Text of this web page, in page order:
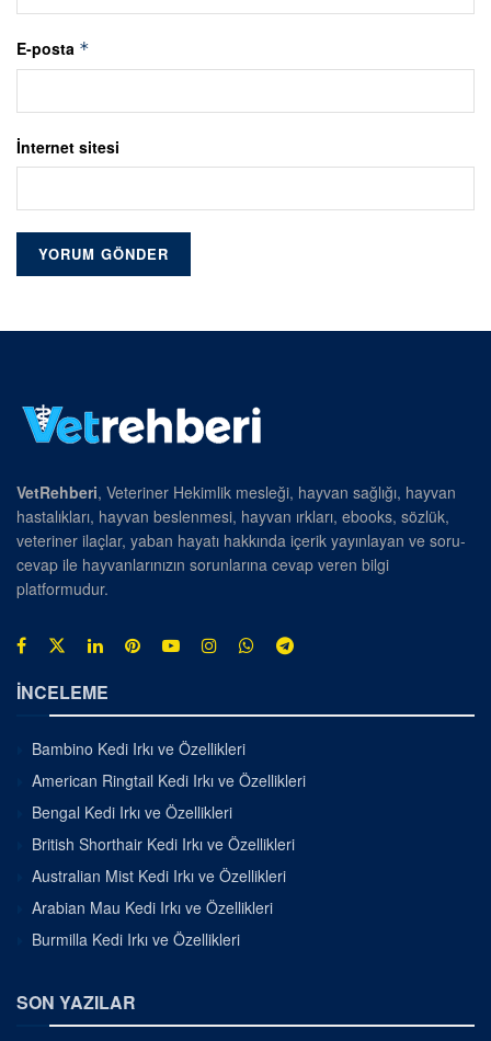
E-posta *
İnternet sitesi
VetRehberi, Veteriner Hekimlik mesleği, hayvan sağlığı, hayvan
hastalıkları, hayvan beslenmesi, hayvan ırkları, ebooks, sözlük,
veteriner ilaçlar, yaban hayatı hakkında içerik yayınlayan ve soru-
cevap ile hayvanlarınızın sorunlarına cevap veren bilgi
platformudur.
İNCELEME
Bambino Kedi Irkı ve Özellikleri
American Ringtail Kedi Irkı ve Özellikleri
Bengal Kedi Irkı ve Özellikleri
British Shorthair Kedi Irkı ve Özellikleri
Australian Mist Kedi Irkı ve Özellikleri
Arabian Mau Kedi Irkı ve Özellikleri
Burmilla Kedi Irkı ve Özellikleri
SON YAZILAR